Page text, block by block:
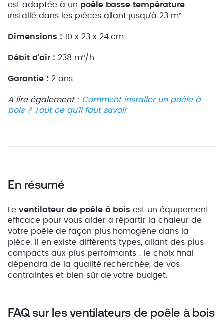
est adaptée à un poêle basse température
installé dans les pièces allant jusqu’à 23 m².
Dimensions : 10 x 23 x 24 cm
Débit d’air : 238 m³/h
Garantie : 2 ans
A lire également : Comment installer un poêle à
bois ? Tout ce qu’il faut savoir
En résumé
Le ventilateur de poêle à bois est un équipement
efficace pour vous aider à répartir la chaleur de
votre poêle de façon plus homogène dans la
pièce. Il en existe différents types, allant des plus
compacts aux plus performants : le choix final
dépendra de la qualité recherchée, de vos
contraintes et bien sûr de votre budget.
FAQ sur les ventilateurs de poêle à bois